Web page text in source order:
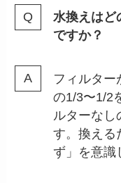
水換えはど
ですか？
フィルター
の1/3〜1/2
ルターなし
す。換える
ず」を意識